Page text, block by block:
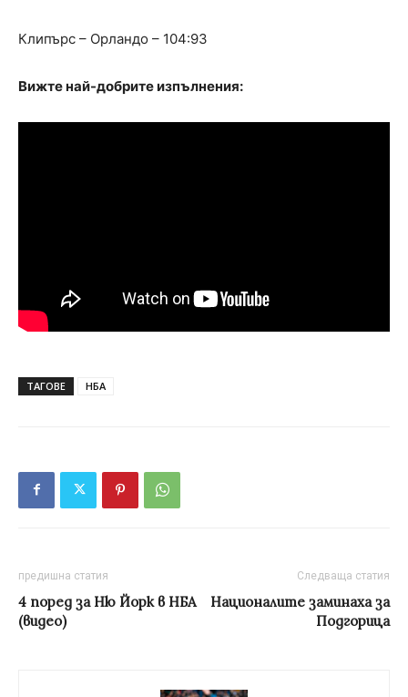
Клипърс – Орландо – 104:93
Вижте най-добрите изпълнения:
ТАГОВЕ НБА
предишна статия
4 поред за Ню Йорк в НБА
(видео)
Следваща статия
Националите заминаха за
Подгорица